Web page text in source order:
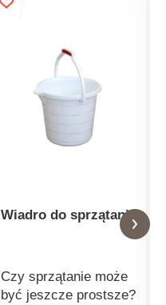
Wiadro do sprzątania
Czy sprzątanie może
być jeszcze prostsze?